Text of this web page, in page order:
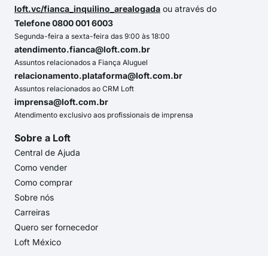
loft.vc/fianca_inquilino_arealogada ou através do
Telefone 0800 001 6003
Segunda-feira a sexta-feira das 9:00 às 18:00
atendimento.fianca@loft.com.br
Assuntos relacionados a Fiança Aluguel
relacionamento.plataforma@loft.com.br
Assuntos relacionados ao CRM Loft
imprensa@loft.com.br
Atendimento exclusivo aos profissionais de imprensa
Sobre a Loft
Central de Ajuda
Como vender
Como comprar
Sobre nós
Carreiras
Quero ser fornecedor
Loft México